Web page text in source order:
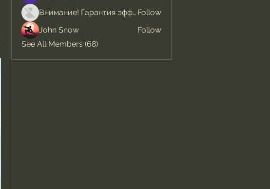
Внимание! Гарантия эффекта Follow
John Snow
Follow
See All Members (68)